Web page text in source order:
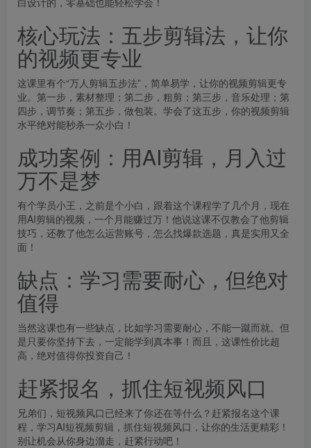
核心玩法：五步剪辑法，让你
的视频更专业
这课里有个“万人剪辑五步法”，简单易学，让你的视频剪辑更专
业。第一步，素材整理；第二步，粗剪；第三步，音乐处理；第
四步，调节奏；第五步，做包装。学会了这五步，你的视频剪辑
水平绝对能秒杀一众小白！
成功案例：用AI剪辑，月入过
万不是梦
有个学员小王，之前是个小白，跟着这个课程学了几个月，现在
用AI剪辑的视频，一个月能赚过万！他说这课不仅教会了他剪辑
技巧，还教了他怎么运营账号，怎么找爆款选题，真是实用又全
面！
缺点：学习需要耐心，但绝对
值得
当然这课也有一些缺点，比如学习需要耐心，不能一蹴而就。但
是只要你坚持下去，一定能学到真本事！而且，这课性价比超
高，绝对值得你投资自己！
赶紧报名，抓住短视频风口
兄弟们，短视频风口已经来了你还在等什么？赶紧报名这个课
程，学习AI短视频剪辑，抓住短视频风口，让你的生活更精彩！
别让机会从你身边溜走，赶紧行动吧！